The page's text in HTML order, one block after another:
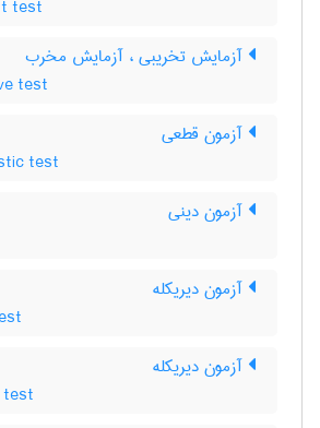
test
آزمایش تخریبی ، آزمایش مخرب
test
آزمون قطعی
test
آزمون دینی
آزمون دیریکله
آزمون دیریکله